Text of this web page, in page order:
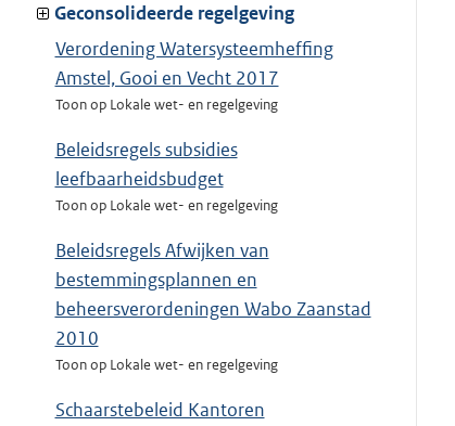
Geconsolideerde regelgeving
Verordening Watersysteemheffing
Amstel, Gooi en Vecht 2017
Toon op Lokale wet- en regelgeving
Beleidsregels subsidies
leefbaarheidsbudget
Toon op Lokale wet- en regelgeving
Beleidsregels Afwijken van
bestemmingsplannen en
beheersverordeningen Wabo Zaanstad
2010
Toon op Lokale wet- en regelgeving
Schaarstebeleid Kantoren